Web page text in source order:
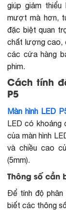
giúp giảm thiểu
mượt mà hơn,
đặc biệt quan
chất lượng cao,
các cửa hàng
phim.
Cách tính
P5
Màn hình LED
LED có khoảng
của màn hình
và chiều cao
(5mm).
Thông số cần
Để tính độ phân
biết các thông